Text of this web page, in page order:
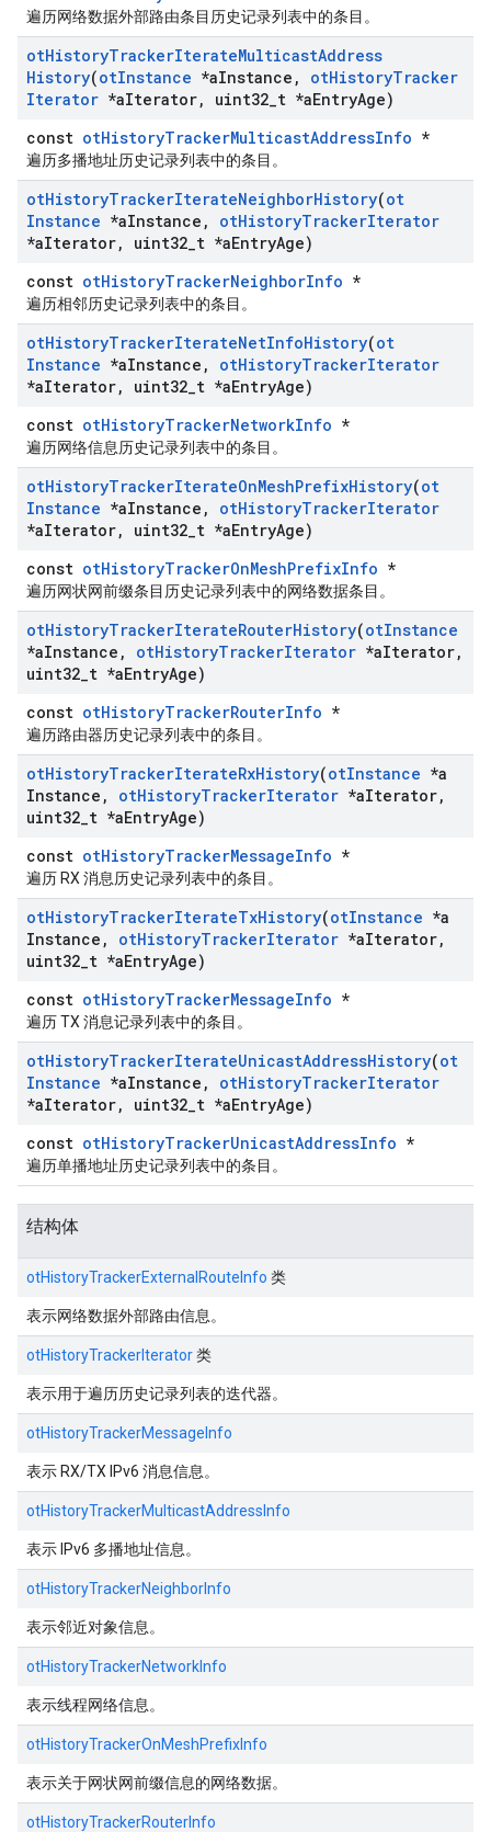
遍历网络数据外部路由条目历史记录列表中的条目。
otHistoryTrackerIterateMulticastAddress
History(otInstance *aInstance , otHistoryTracker
Iterator *aIterator, uint32 t *aEntryAge)
const otHistoryTrackerMulticastAddressInfo *
遍历多播地址历史记录列表中的条目。
otHistoryTrackerIterateNeighborHistory(ot
Instance *aInstance , otHistoryTrackerIterator
*aIterator, uint32 t *aEntryAge)
const otHistoryTrackerNeighborInfo *
遍历相邻历史记录列表中的条目。
otHistoryTrackerIterateNetInfoHistory(ot
Instance *aInstance , otHistoryTrackerIterator
*aIterator, uint32 t *aEntryAge)
const otHistoryTrackerNetworkInfo *
遍历网络信息历史记录列表中的条目。
otHistoryTrackerIterateOnMeshPrefixHistory(ot
Instance *aInstance , otHistoryTrackerIterator
*aIterator, uint32 t *aEntryAge)
const otHistoryTrackerOnMeshPrefixInfo *
遍历网状网前缀条目历史记录列表中的网络数据条目。
otHistoryTrackerIterateRouterHistory(otInstance
*aInstance , otHistoryTrackerIterator *aIterator,
uint32 t *aEntryAge)
const otHistoryTrackerRouterInfo *
遍历路由器历史记录列表中的条目。
otHistoryTrackerIterateRxHistory(otInstance *a
Instance , otHistoryTrackerIterator *aIterator,
uint32 t *aEntryAge)
const otHistoryTrackerMessageInfo *
遍历 RX 消息历史记录列表中的条目。
otHistoryTrackerIterateTxHistory(otInstance *a
Instance , otHistoryTrackerIterator *aIterator,
uint32 t *aEntryAge)
const otHistoryTrackerMessageInfo *
遍历 TX 消息记录列表中的条目。
otHistoryTrackerIterateUnicastAddressHistory(ot
Instance *aInstance , otHistoryTrackerIterator
*aIterator, uint32 t *aEntryAge)
const otHistoryTrackerUnicastAddressInfo *
遍历单播地址历史记录列表中的条目。
结构体
otHistoryTrackerExternalRouteInfo 类
表示网络数据外部路由信息。
otHistoryTrackerIterator类
表示用于遍历历史记录列表的迭代器。
otHistoryTrackerMessageInfo
表示 RX/TX IPv6 消息信息。
otHistoryTrackerMulticastAddressInfo
表示 IPv6 多播地址信息。
otHistoryTrackerNeighborInfo
表示邻近对象信息。
otHistoryTrackerNetworkInfo
表示线程网络信息。
otHistoryTrackerOnMeshPrefixInfo
表示关于网状网前缀信息的网络数据。
otHistoryTrackerRouterInfo